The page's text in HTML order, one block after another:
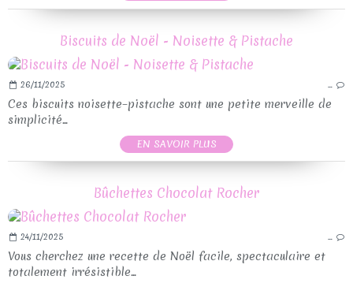
Biscuits de Noël - Noisette & Pistache
26/11/2025 …
Ces biscuits noisette–pistache sont une petite merveille de
simplicité...
EN SAVOIR PLUS
Bûchettes Chocolat Rocher
24/11/2025 …
Vous cherchez une recette de Noël facile, spectaculaire et
totalement irrésistible...